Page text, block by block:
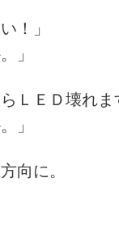
！」
」
ＬＥＤ壊れ
」
向に。